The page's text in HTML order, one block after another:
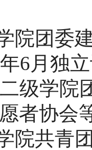
团委建
6月独
级学院
者协会
共青团